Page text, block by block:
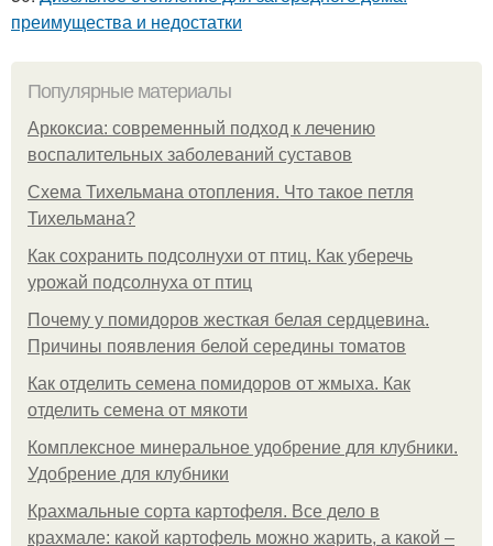
преимущества и недостатки
Популярные материалы
Аркоксиа: современный подход к лечению
воспалительных заболеваний суставов
Схема Тихельмана отопления. Что такое петля
Тихельмана?
Как сохранить подсолнухи от птиц. Как уберечь
урожай подсолнуха от птиц
Почему у помидоров жесткая белая сердцевина.
Причины появления белой середины томатов
Как отделить семена помидоров от жмыха. Как
отделить семена от мякоти
Комплексное минеральное удобрение для клубники.
Удобрение для клубники
Крахмальные сорта картофеля. Все дело в
крахмале: какой картофель можно жарить, а какой –